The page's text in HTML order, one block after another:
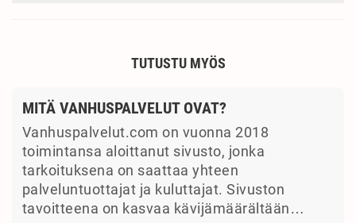
TUTUSTU MYÖS
MITÄ VANHUSPALVELUT OVAT?
Vanhuspalvelut.com on vuonna 2018
toimintansa aloittanut sivusto, jonka
tarkoituksena on saattaa yhteen
palveluntuottajat ja kuluttajat. Sivuston
tavoitteena on kasvaa kävijämäärältään…